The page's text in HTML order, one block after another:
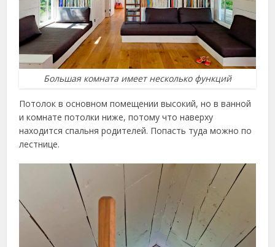
Большая комната имеет несколько функций
Потолок в основном помещении высокий, но в ванной
и комнате потолки ниже, потому что наверху
находится спальня родителей. Попасть туда можно по
лестнице.